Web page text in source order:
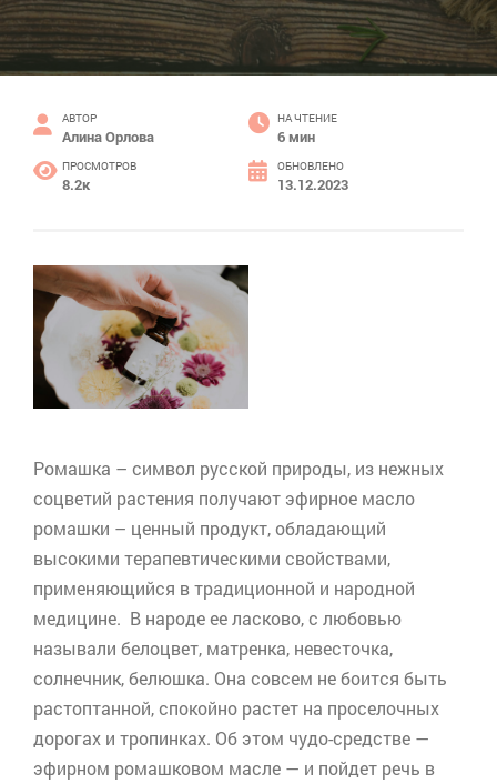
АВТОР
Алина Орлова
НА ЧТЕНИЕ
6 мин
ПРОСМОТРОВ
8.2к
ОБНОВЛЕНО
13.12.2023
Ромашка – символ русской природы, из нежных
соцветий растения получают эфирное масло
ромашки – ценный продукт, обладающий
высокими терапевтическими свойствами,
применяющийся в традиционной и народной
медицине. В народе ее ласково, с любовью
называли белоцвет, матренка, невесточка,
солнечник,белюшка. Она совсем не боится быть
растоптанной, спокойно растет на проселочных
дорогах и тропинках. Об этом чудо-средстве —
эфирном ромашковом масле — и пойдет речь в